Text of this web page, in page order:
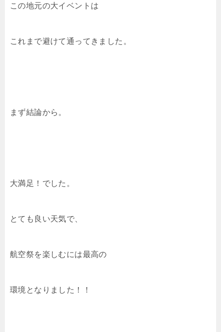
この地元の大イベントは
これまで避けて通ってきました。
まず結論から。
大満足！でした。
とても良い天気で、
航空祭を楽しむには最高の
環境となりました！！